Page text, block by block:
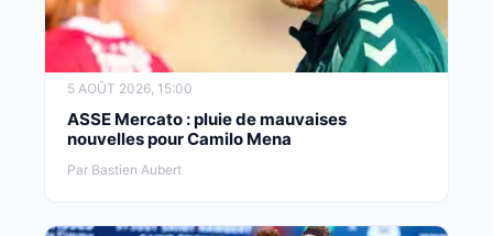
5 AOÛT 2026, 15:00
ASSE Mercato : pluie de mauvaises
nouvelles pour Camilo Mena
Par Bastien Aubert